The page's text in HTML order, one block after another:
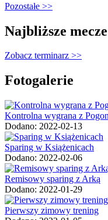
Pozostałe >>
Najbliższe
Zobacz terminarz >>
Fotogalerie
Kontrolna wygrana z
Dodano: 2022-02-13
Sparing w Książenicach
Dodano: 2022-02-06
Remisowy sparing z Arką
Dodano: 2022-01-29
Pierwszy zimowy trening